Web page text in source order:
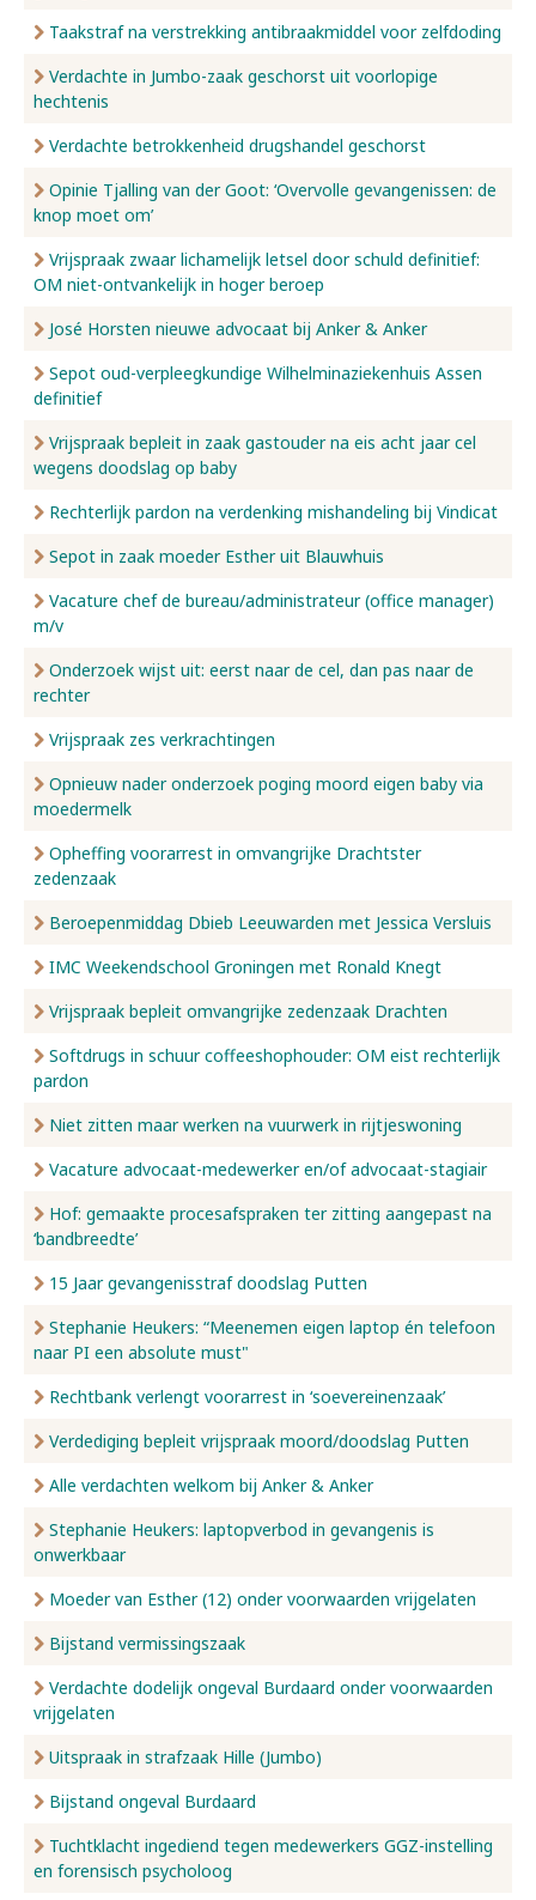
Taakstraf na verstrekking antibraakmiddel voor zelfdoding
Verdachte in Jumbo-zaak geschorst uit voorlopige
hechtenis
Verdachte betrokkenheid drugshandel geschorst
Opinie Tjalling van der Goot: ‘Overvolle gevangenissen: de
knop moet om’
Vrijspraak zwaar lichamelijk letsel door schuld definitief:
OM niet-ontvankelijk in hoger beroep
José Horsten nieuwe advocaat bij Anker & Anker
Sepot oud-verpleegkundige Wilhelminaziekenhuis Assen
definitief
Vrijspraak bepleit in zaak gastouder na eis acht jaar cel
wegens doodslag op baby
Rechterlijk pardon na verdenking mishandeling bij Vindicat
Sepot in zaak moeder Esther uit Blauwhuis
Vacature chef de bureau/administrateur (office manager)
m/v
Onderzoek wijst uit: eerst naar de cel, dan pas naar de
rechter
Vrijspraak zes verkrachtingen
Opnieuw nader onderzoek poging moord eigen baby via
moedermelk
Opheffing voorarrest in omvangrijke Drachtster
zedenzaak
Beroepenmiddag Dbieb Leeuwarden met Jessica Versluis
IMC Weekendschool Groningen met Ronald Knegt
Vrijspraak bepleit omvangrijke zedenzaak Drachten
Softdrugs in schuur coffeeshophouder: OM eist rechterlijk
pardon
Niet zitten maar werken na vuurwerk in rijtjeswoning
Vacature advocaat-medewerker en/of advocaat-stagiair
Hof: gemaakte procesafspraken ter zitting aangepast na
‘bandbreedte’
15 Jaar gevangenisstraf doodslag Putten
Stephanie Heukers: “Meenemen eigen laptop én telefoon
naar PI een absolute must"
Rechtbank verlengt voorarrest in ‘soevereinenzaak’
Verdediging bepleit vrijspraak moord/doodslag Putten
Alle verdachten welkom bij Anker & Anker
Stephanie Heukers: laptopverbod in gevangenis is
onwerkbaar
Moeder van Esther (12) onder voorwaarden vrijgelaten
Bijstand vermissingszaak
Verdachte dodelijk ongeval Burdaard onder voorwaarden
vrijgelaten
Uitspraak in strafzaak Hille (Jumbo)
Bijstand ongeval Burdaard
Tuchtklacht ingediend tegen medewerkers GGZ-instelling
en forensisch psycholoog